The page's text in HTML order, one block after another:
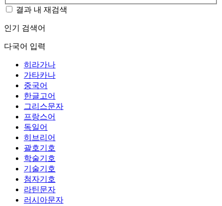
결과 내 재검색
인기 검색어
다국어 입력
히라가나
가타카나
중국어
한글고어
그리스문자
프랑스어
독일어
히브리어
괄호기호
학술기호
기술기호
첨자기호
라틴문자
러시아문자